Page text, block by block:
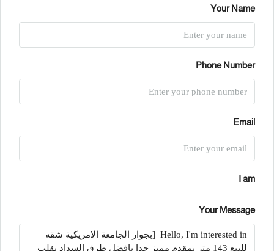
Your Name
Phone Number
Email
I am
Your Message